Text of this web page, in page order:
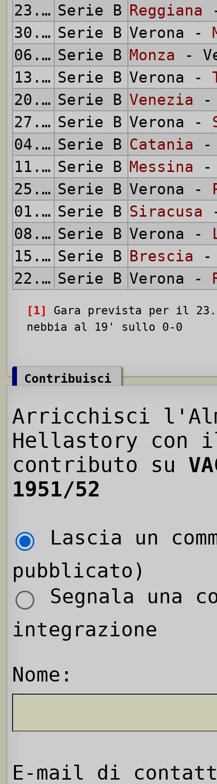
23.03.1952 Serie B Reggiana
30.03.1952 Serie B Verona -
06.04.1952 Serie B Monza -
13.04.1952 Serie B Verona -
20.04.1952 Serie B Venezia -
27.04.1952 Serie B Verona -
04.05.1952 Serie B Catania -
11.05.1952 Serie B Messina -
25.05.1952 Serie B Verona -
01.06.1952 Serie B Siracusa
08.06.1952 Serie B Verona -
15.06.1952 Serie B Brescia -
22.06.1952 Serie B Verona -
[1]
Gara prevista per il
nebbia al 19' sullo 0-0
Contribuisci
Arricchisci
Hellastory con
contributo su
1951/52
Lascia un
pubblicato)
Segnala una
integrazione
Nome:
E-mail di